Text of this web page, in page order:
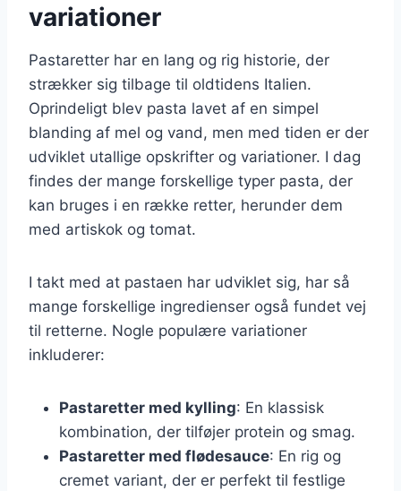
variationer
Pastaretter har en lang og rig historie, der
strækker sig tilbage til oldtidens Italien.
Oprindeligt blev pasta lavet af en simpel
blanding af mel og vand, men med tiden er der
udviklet utallige opskrifter og variationer. I dag
findes der mange forskellige typer pasta, der
kan bruges i en række retter, herunder dem
med artiskok og tomat.
I takt med at pastaen har udviklet sig, har så
mange forskellige ingredienser også fundet vej
til retterne. Nogle populære variationer
inkluderer:
Pastaretter med kylling: En klassisk
kombination, der tilføjer protein og smag.
Pastaretter med flødesauce: En rig og
cremet variant, der er perfekt til festlige